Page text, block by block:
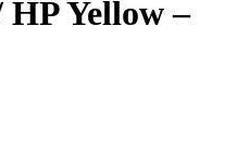
Yellow –